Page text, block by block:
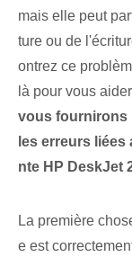
mais elle peut
ture ou de
ontrez ce
là pour vous
vous fournirons
les erreurs
nte HP DeskJet
La première
e est